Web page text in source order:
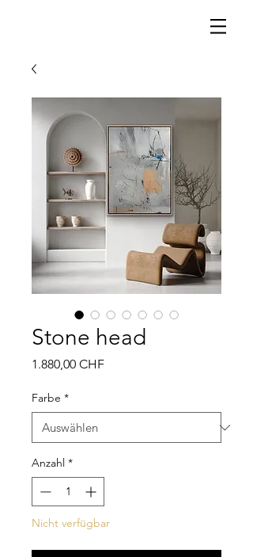
Stone head
1.880,00 CHFPreis
Farbe *
Anzahl *
Nicht verfügbar